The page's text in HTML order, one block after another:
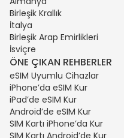
Birleşik Krallık
İtalya
Birleşik Arap Emirlikleri
İsviçre
ÖNE ÇIKAN REHBERLER
eSIM Uyumlu Cihazlar
iPhone’da eSIM Kur
iPad’de eSIM Kur
Android’de eSIM Kur
SIM Kartı iPhone’da Kur
SIM Kartı Android’de Kur